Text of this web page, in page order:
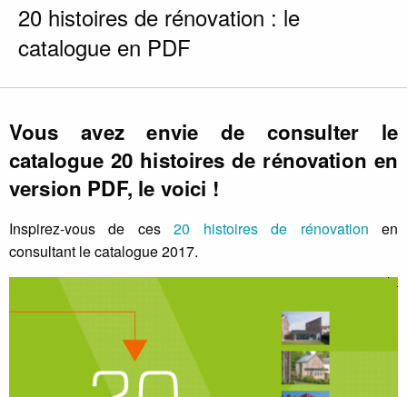
20 histoires de rénovation : le
catalogue en PDF
Vous avez envie de consulter le
catalogue 20 histoires de rénovation en
version PDF, le voici !
Inspirez-vous de ces20 histoires de rénovation en
consultant le catalogue 2017.